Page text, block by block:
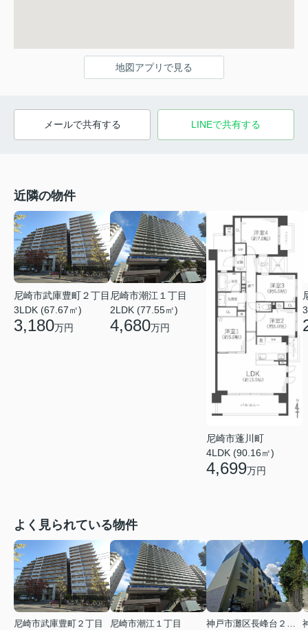
地図アプリで見る
メールで共有する LINEで共有する
近隣の物件
尼崎市武庫豊町２丁目
3LDK (67.67㎡)
3,180万円
尼崎市潮江１丁目
2LDK (77.55㎡)
4,680万円
尼崎市蓬川町
4LDK (90.16㎡)
4,699万円
よく見られている物件
尼崎市武庫豊町２丁目
尼崎市潮江１丁目